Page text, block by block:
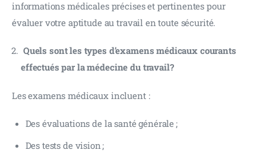
informations médicales précises et pertinentes pour
évaluer votre aptitude au travail en toute sécurité.
Quels sont les types d’examens médicaux courants
effectués par la médecine du travail ?
Les examens médicaux incluent :
Des évaluations de la santé générale ;
Des tests de vision ;